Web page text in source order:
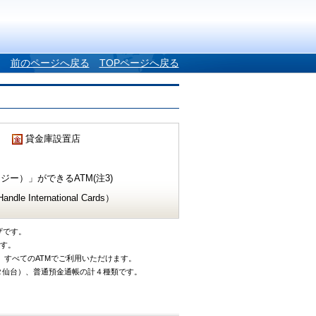
前のページへ戻る TOPページへ戻る
貸金庫設置店
ー）」ができるATM(注3)
International Cards）
す。
。
べてのATMでご利用いただけます。
台）、普通預金通帳の計４種類です。